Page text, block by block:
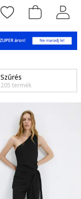
Szűrés
205 termék